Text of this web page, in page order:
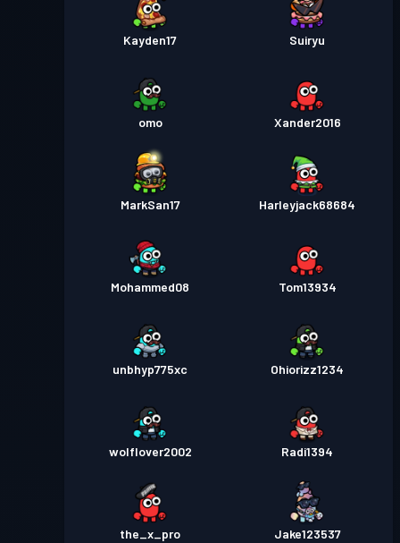
Kayden17 Suiryu
omo Xander2016
MarkSan17 Harleyjack68684
Mohammed08 Tom13934
unbhyp775xc Ohiorizz1234
wolflover2002 Radi1394
the_x_pro Jake123537